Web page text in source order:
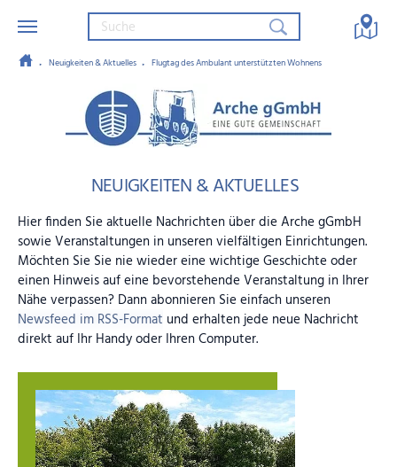
Neuigkeiten & Aktuelles Flugtag des Ambulant unterstützten Wohnens
NEUIGKEITEN & AKTUELLES
Hier finden Sie aktuelle Nachrichten über die Arche gGmbH
sowie Veranstaltungen in unseren vielfältigen Einrichtungen.
Möchten Sie Sie nie wieder eine wichtige Geschichte oder
einen Hinweis auf eine bevorstehende Veranstaltung in Ihrer
Nähe verpassen? Dann abonnieren Sie einfach unseren
Newsfeed im RSS-Format und erhalten jede neue Nachricht
direkt auf Ihr Handy oder Ihren Computer.